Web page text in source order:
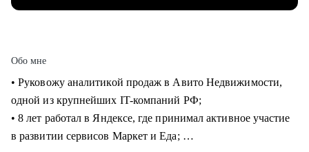
Обо мне
• Руковожу аналитикой продаж в Авито Недвижимости,
одной из крупнейших IT-компаний РФ;
• 8 лет работал в Яндексе, где принимал активное участие
в развитии сервисов Маркет и Еда;